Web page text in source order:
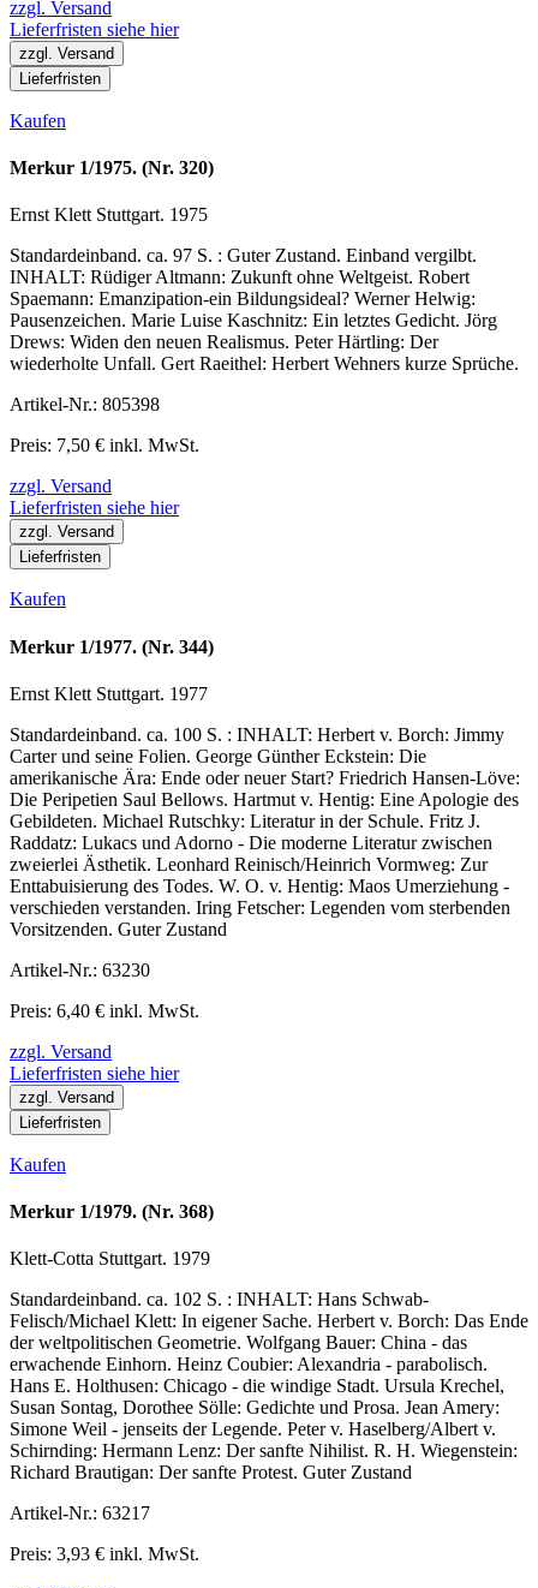
zzgl. Versand
Lieferfristen siehe hier
zzgl. Versand
Lieferfristen
Kaufen
Merkur 1/1975. (Nr. 320)
Ernst Klett Stuttgart. 1975
Standardeinband. ca. 97 S. : Guter Zustand. Einband vergilbt.
INHALT: Rüdiger Altmann: Zukunft ohne Weltgeist. Robert
Spaemann: Emanzipation-ein Bildungsideal? Werner Helwig:
Pausenzeichen. Marie Luise Kaschnitz: Ein letztes Gedicht. Jörg
Drews: Widen den neuen Realismus. Peter Härtling: Der
wiederholte Unfall. Gert Raeithel: Herbert Wehners kurze Sprüche.
Artikel-Nr.: 805398
Preis: 7,50 € inkl. MwSt.
zzgl. Versand
Lieferfristen siehe hier
zzgl. Versand
Lieferfristen
Kaufen
Merkur 1/1977. (Nr. 344)
Ernst Klett Stuttgart. 1977
Standardeinband. ca. 100 S. : INHALT: Herbert v. Borch: Jimmy
Carter und seine Folien. George Günther Eckstein: Die
amerikanische Ära: Ende oder neuer Start? Friedrich Hansen-Löve:
Die Peripetien Saul Bellows. Hartmut v. Hentig: Eine Apologie des
Gebildeten. Michael Rutschky: Literatur in der Schule. Fritz J.
Raddatz: Lukacs und Adorno - Die moderne Literatur zwischen
zweierlei Ästhetik. Leonhard Reinisch/Heinrich Vormweg: Zur
Enttabuisierung des Todes. W. O. v. Hentig: Maos Umerziehung -
verschieden verstanden. Iring Fetscher: Legenden vom sterbenden
Vorsitzenden. Guter Zustand
Artikel-Nr.: 63230
Preis: 6,40 € inkl. MwSt.
zzgl. Versand
Lieferfristen siehe hier
zzgl. Versand
Lieferfristen
Kaufen
Merkur 1/1979. (Nr. 368)
Klett-Cotta Stuttgart. 1979
Standardeinband. ca. 102 S. : INHALT: Hans Schwab-
Felisch/Michael Klett: In eigener Sache. Herbert v. Borch: Das Ende
der weltpolitischen Geometrie. Wolfgang Bauer: China - das
erwachende Einhorn. Heinz Coubier: Alexandria - parabolisch.
Hans E. Holthusen: Chicago - die windige Stadt. Ursula Krechel,
Susan Sontag, Dorothee Sölle: Gedichte und Prosa. Jean Amery:
Simone Weil - jenseits der Legende. Peter v. Haselberg/Albert v.
Schirnding: Hermann Lenz: Der sanfte Nihilist. R. H. Wiegenstein:
Richard Brautigan: Der sanfte Protest. Guter Zustand
Artikel-Nr.: 63217
Preis: 3,93 € inkl. MwSt.